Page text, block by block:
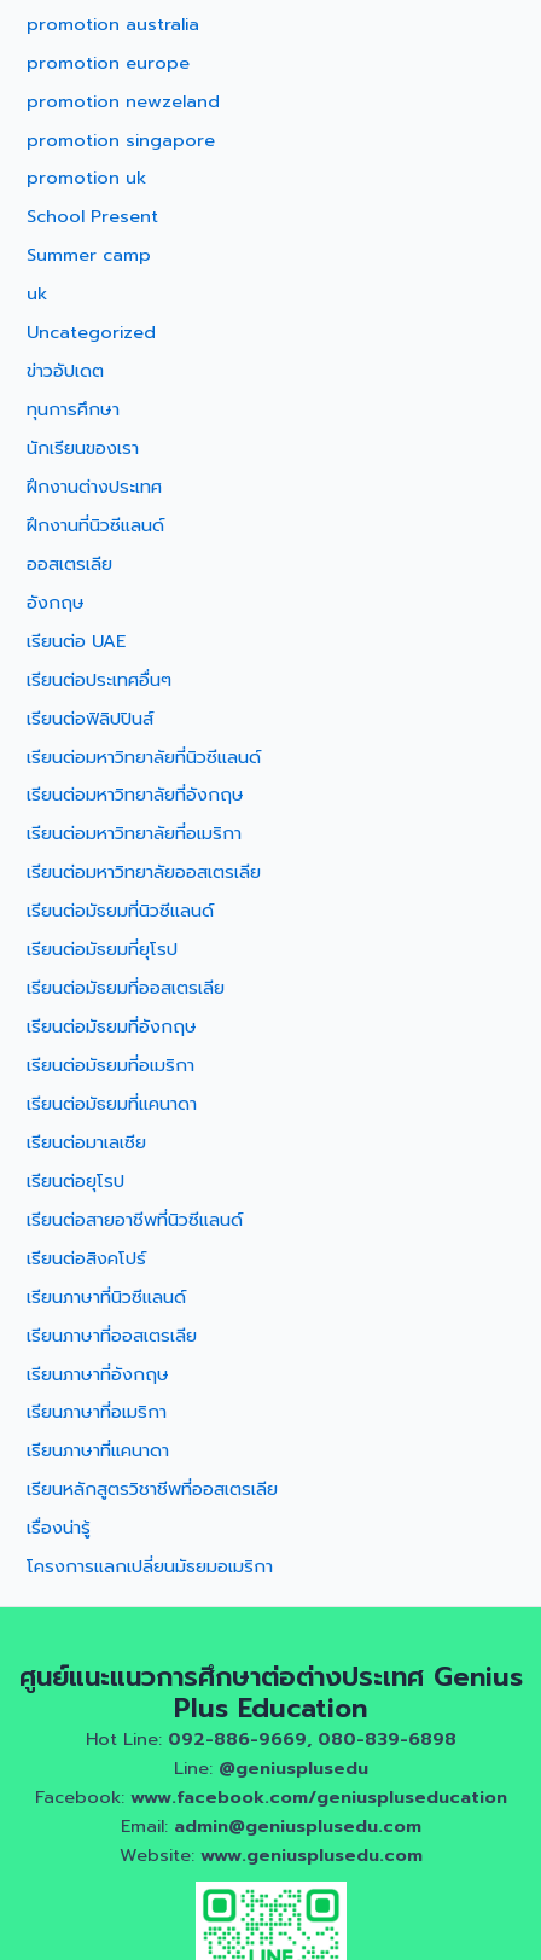
promotion australia
promotion europe
promotion newzeland
promotion singapore
promotion uk
School Present
Summer camp
uk
Uncategorized
ข่าวอัปเดต
ทุนการศึกษา
นักเรียนของเรา
ฝึกงานต่างประเทศ
ฝึกงานที่นิวซีแลนด์
ออสเตรเลีย
อังกฤษ
เรียนต่อ UAE
เรียนต่อประเทศอื่นๆ
เรียนต่อฟิลิปปินส์
เรียนต่อมหาวิทยาลัยที่นิวซีแลนด์
เรียนต่อมหาวิทยาลัยที่อังกฤษ
เรียนต่อมหาวิทยาลัยที่อเมริกา
เรียนต่อมหาวิทยาลัยออสเตรเลีย
เรียนต่อมัธยมที่นิวซีแลนด์
เรียนต่อมัธยมที่ยุโรป
เรียนต่อมัธยมที่ออสเตรเลีย
เรียนต่อมัธยมที่อังกฤษ
เรียนต่อมัธยมที่อเมริกา
เรียนต่อมัธยมที่แคนาดา
เรียนต่อมาเลเซีย
เรียนต่อยุโรป
เรียนต่อสายอาชีพที่นิวซีแลนด์
เรียนต่อสิงคโปร์
เรียนภาษาที่นิวซีแลนด์
เรียนภาษาที่ออสเตรเลีย
เรียนภาษาที่อังกฤษ
เรียนภาษาที่อเมริกา
เรียนภาษาที่แคนาดา
เรียนหลักสูตรวิชาชีพที่ออสเตรเลีย
เรื่องน่ารู้
โครงการแลกเปลี่ยนมัธยมอเมริกา
ศูนย์แนะแนวการศึกษาต่อต่างประเทศ Genius
Plus Education
Hot Line: 092-886-9669, 080-839-6898
Line: @geniusplusedu
Facebook: www.facebook.com/geniuspluseducation
Email: admin@geniusplusedu.com
Website: www.geniusplusedu.com